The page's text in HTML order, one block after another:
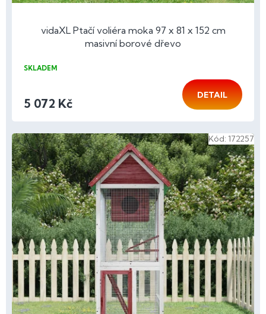
vidaXL Ptačí voliéra moka 97 x 81 x 152 cm
masivní borové dřevo
SKLADEM
5 072 Kč
DETAIL
Kód: 172257